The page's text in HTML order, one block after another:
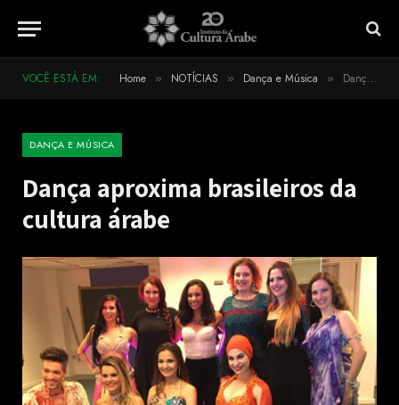
VOCÊ ESTÁ EM: Home » NOTÍCIAS » Dança e Música » Dança aproxima brasileiros da cultura árabe
DANÇA E MÚSICA
Dança aproxima brasileiros da
cultura árabe